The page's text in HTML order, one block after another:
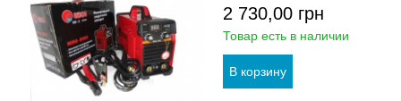
2 730,00 грн
Товар есть в наличии